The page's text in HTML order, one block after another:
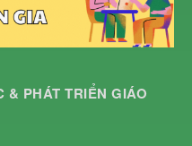
& PHÁT TRIỂN GIÁO